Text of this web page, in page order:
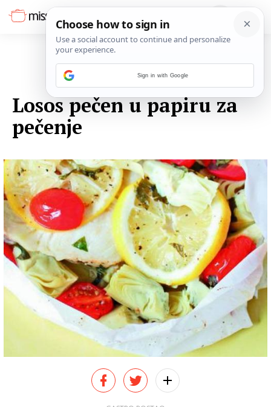
Losos pečen u papiru za
pečenje
Sign in with Google